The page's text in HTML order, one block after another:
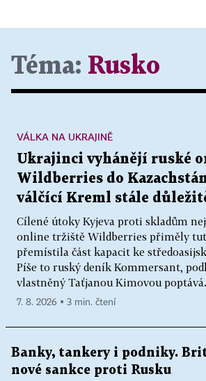
Téma: Rusko
Ukrajinci vyhánějí ruské
Wildberries do
válčící Kreml stále
Cílené útoky Kyjeva proti skladům
online tržiště Wildberries přiměly
přemístila část kapacit ke
Píše to ruský deník Kommersant,
vlastněný Taťjanou Kimovou
VÁLKA NA UKRAJINĚ
7. 8. 2026 ▪ 3 min. čtení
Banky, tankery i podniky.
nové sankce proti Rusku